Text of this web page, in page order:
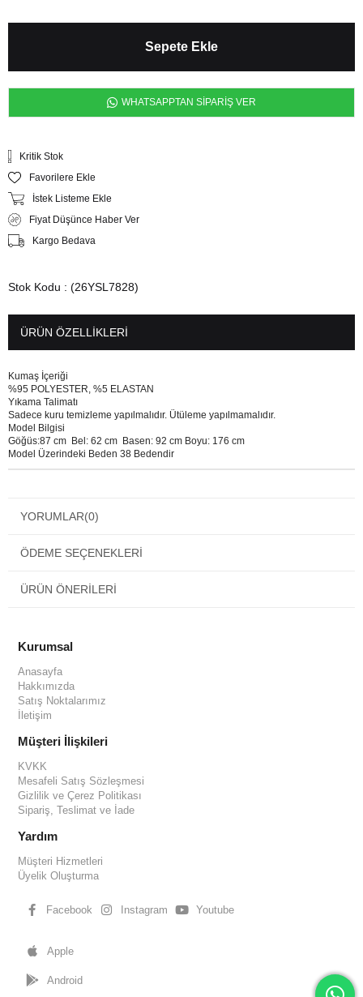
WHATSAPPTAN SİPARİŞ VER
Kritik Stok
Favorilere Ekle
İstek Listeme Ekle
Fiyat Düşünce Haber Ver
Kargo Bedava
Stok Kodu (26YSL7828)
ÜRÜN ÖZELLIKLERI
Kumaş İçeriği
%95 POLYESTER, %5 ELASTAN
Yıkama Talimatı
Sadece kuru temizleme yapılmalıdır. Ütüleme yapılmamalıdır.
Model Bilgisi
Göğüs:87 cm Bel: 62 cm Basen: 92 cm Boyu: 176 cm
Model Üzerindeki Beden 38 Bedendir
YORUMLAR(0)
ÖDEME SEÇENEKLERI
ÜRÜN ÖNERILERI
Kurumsal
Anasayfa
Hakkımızda
Satış Noktalarımız
İletişim
Müşteri İlişkileri
KVKK
Mesafeli Satış Sözleşmesi
Gizlilik ve Çerez Politikası
Sipariş, Teslimat ve İade
Yardım
Müşteri Hizmetleri
Üyelik Oluşturma
Facebook Instagram Youtube
Apple
Android